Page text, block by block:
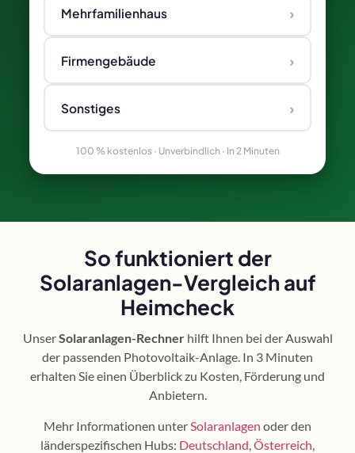
Mehrfamilienhaus ›
Firmengebäude ›
Sonstiges ›
100 % kostenlos · Unverbindlich · In 2 Minuten
So funktioniert der
Solaranlagen-Vergleich auf
Heimcheck
UnserSolaranlagen-Rechnerhilft Ihnen bei der Auswahl
der passenden Photovoltaik-Anlage. In 3 Minuten
erhalten Sie einen Überblick zu Kosten, Förderung und
Anbietern.
Mehr Informationen unter Solaranlagen oder den
länderspezifischen Hubs: Deutschland Österreich